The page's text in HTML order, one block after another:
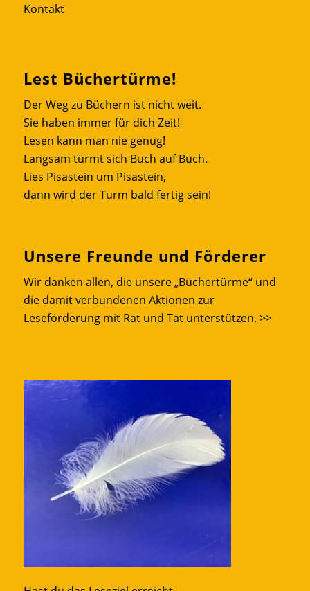
Kontakt
Lest Büchertürme!
Der Weg zu Büchern ist nicht weit.
Sie haben immer für dich Zeit!
Lesen kann man nie genug!
Langsam türmt sich Buch auf Buch.
Lies Pisastein um Pisastein,
dann wird der Turm bald fertig sein!
Unsere Freunde und Förderer
Wir danken allen, die unsere „Büchertürme“ und
die damit verbundenen Aktionen zur
Leseförderung mit Rat und Tat unterstützen. >>